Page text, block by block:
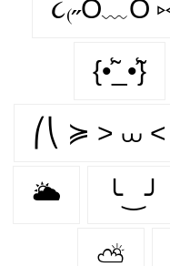
૮₍˶Ó﹏Ò
{•̃̾_•̃̾}
⎛⎝ ≽ > ⩊
🌥 ╰‿╯
⛅